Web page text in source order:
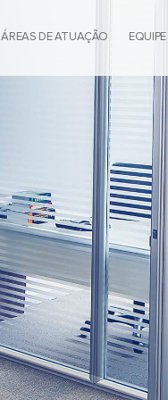
ÁREAS DE ATUAÇÃO EQUIPE